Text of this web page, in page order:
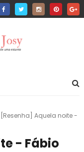
[Resenha] Aquela noite -
- Fábio